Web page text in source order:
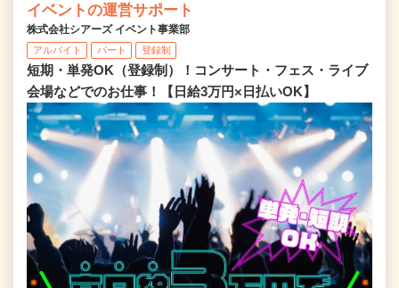
イベントの運営サポート
株式会社シアーズ イベント事業部
アルバイト パート 登録制
短期・単発OK（登録制）！コンサート・フェス・ライブ
会場などでのお仕事！【日給3万円×日払いOK】